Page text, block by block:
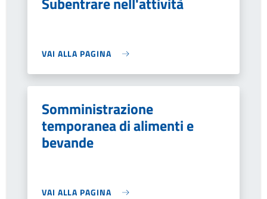
VAI ALLA PAGINA
Somministrazione
temporanea di alimenti e
bevande
VAI ALLA PAGINA